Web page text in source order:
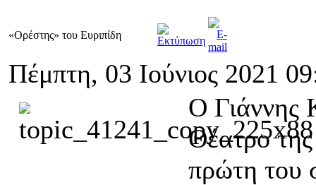
«Ορέστης» του Ευριπίδη
Πέμπτη, 03 Ιούνιος 2021
Ο Γιάννης
Θέατρο
πρώτη του